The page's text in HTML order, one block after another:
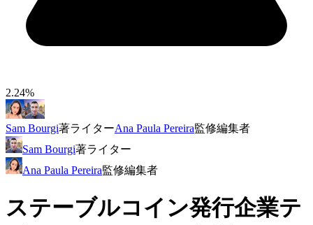
2.24%
Sam Bourgi著ライターAna Paula Pereira監修編集者
Sam Bourgi著ライター
Ana Paula Pereira監修編集者
ステーブルコイン発行企業テ